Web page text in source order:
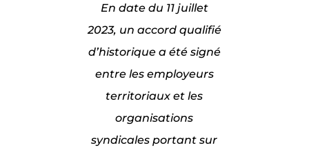
En date du 11 juillet
2023, un accord qualifié
d’historique a été signé
entre les employeurs
territoriaux et les
organisations
syndicales portant sur